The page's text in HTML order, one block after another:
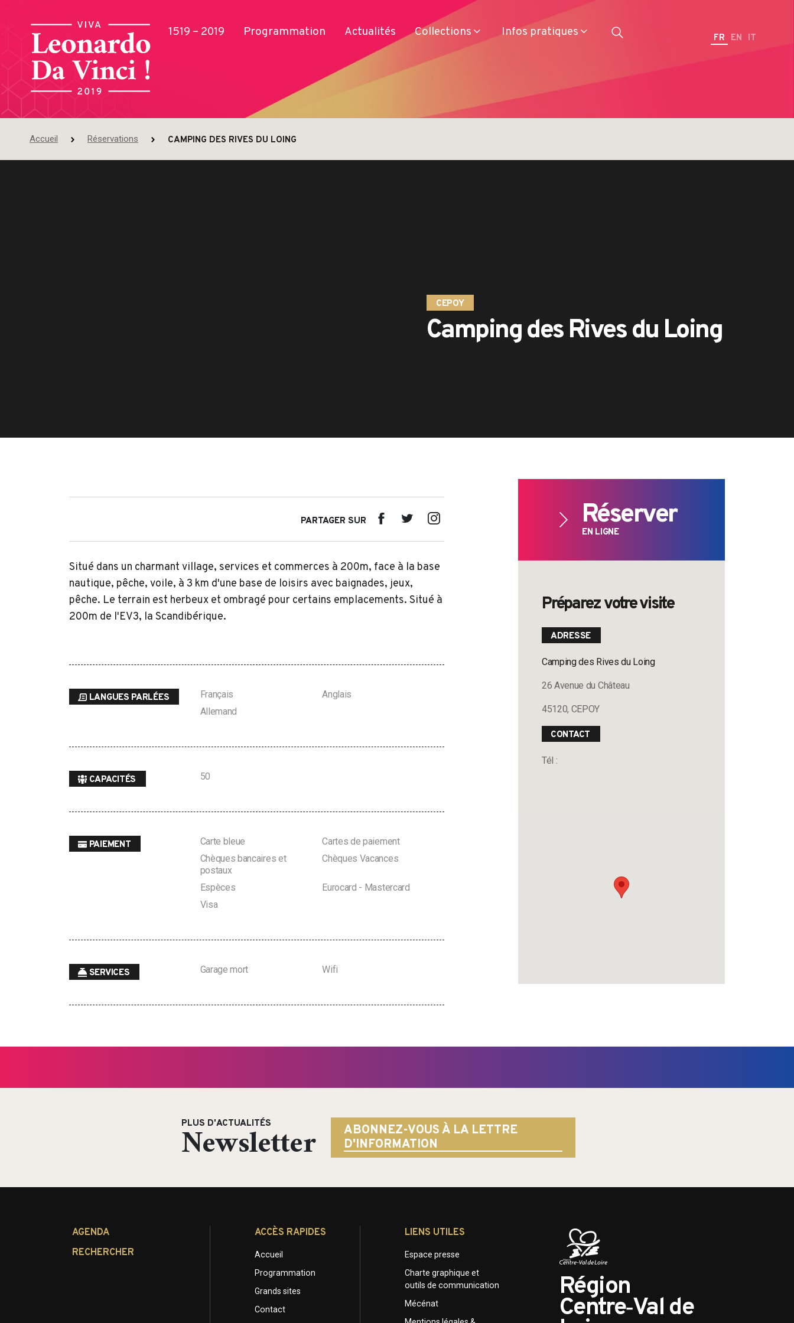
1519 – 2019 Programmation Actualités Collections Infos pratiques FR EN IT
Accueil Réservations CAMPING DES RIVES DU LOING
CEPOY
Camping des Rives du Loing
PARTAGER SUR
Situé dans un charmant village, services et commerces à 200m, face à la base
nautique, pêche, voile, à 3 km d'une base de loisirs avec baignades, jeux,
pêche. Le terrain est herbeux et ombragé pour certains emplacements. Situé à
200m de l'EV3, la Scandibérique.
LANGUES PARLÉES Français
Anglais
Allemand
CAPACITÉS 50
PAIEMENT Carte bleue
Cartes de paiement
Chèques bancaires et
postaux
Chèques Vacances
Espèces
Eurocard - Mastercard
Visa
SERVICES Garage mort Wifi
Réserver
EN LIGNE
Préparez votre visite
ADRESSE
Camping des Rives du Loing
26 Avenue du Château
45120, CEPOY
CONTACT
Tél :
PLUS D'ACTUALITÉS
Newsletter
ABONNEZ-VOUS À LA LETTRE
D'INFORMATION
AGENDA
RECHERCHER
ACCÈS RAPIDES
Accueil
Programmation
Grands sites
Contact
LIENS UTILES
Espace presse
Charte graphique et
outils de communication
Mécénat
Région
Centre‑Val de
Search
for: